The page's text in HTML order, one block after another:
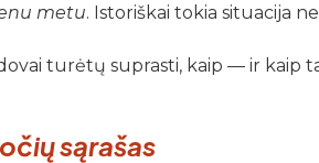
metu. Istoriškai tokia situacija
turėtų suprasti, kaip — ir kaip
sąrašas